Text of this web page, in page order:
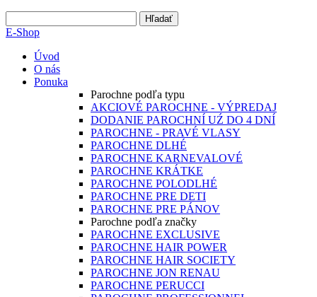
E-Shop
Úvod
O nás
Ponuka
Parochne podľa typu
AKCIOVÉ PAROCHNE - VÝPREDAJ
DODANIE PAROCHNÍ UŹ DO 4 DNÍ
PAROCHNE - PRAVÉ VLASY
PAROCHNE DLHÉ
PAROCHNE KARNEVALOVÉ
PAROCHNE KRÁTKE
PAROCHNE POLODLHÉ
PAROCHNE PRE DETI
PAROCHNE PRE PÁNOV
Parochne podľa značky
PAROCHNE EXCLUSIVE
PAROCHNE HAIR POWER
PAROCHNE HAIR SOCIETY
PAROCHNE JON RENAU
PAROCHNE PERUCCI